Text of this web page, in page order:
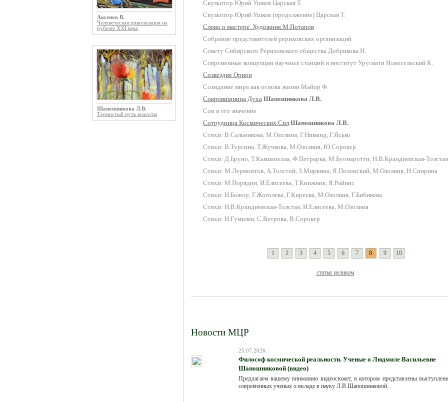
Аксенов В.
Человеческая цивилизация на
рубеже XXI века
Шапошникова Л.В.
Тернистый путь красоты
Скульптор Юрий Ушков Царская Т.
Скульптор Юрий Ушков (продолжение) Царская Т.
Слово о мастере. Художник М.Потапов
Собрание представителей рериховских организаций
Совету Сибирского Рериховского общества Добрикова Н.
Современные концепции научных станций и институт Урусвати Новосельский К.
Созвездие Орион
Созидание мира как основа жизни Майор Ф.
Сокровищница Духа Шапошникова Л.В.
Сон и его значение
Сотрудница Космических Сил Шапошникова Л.В.
Стихи: В.Сальникова, М.Озолиня, Г.Ниманд, Г.Ясько
Стихи: В.Турсина, Т.Жучкова, М.Озолиня, Ю.Сорокер
Стихи: Д.Бруно, Т.Кампанелла, Ф.Петрарка, М.Буонаротти, Н.В.Крандиевская-Толстая
Стихи: М.Лермонтов, А.Толстой, З.Миркина, Я.Полонский, М.Озолиня, Н.Спирина
Стихи: М.Порядин, И.Елисеева, Т.Книжник, Я.Райнис
Стихи: Н.Божор, Г.Жоголева, Г.Киреева, М.Озолиня, Г.Бибикова
Стихи: Н.В.Крандиевская-Толстая, И.Елисеева, М.Озолиня
Стихи: Н.Гумилев, С.Ветрова, В.Сорокер
1 2 3 4 5 6 7 8 9 10
статья целиком
Новости МЦР
25.07.2026
Философ космической реальности. Ученые о Людмиле Васильевне
Шапошниковой (видео)
Предлагаем вашему вниманию видеосюжет, в котором представлены
современных ученых о вкладе в науку Л.В.Шапошниковой.